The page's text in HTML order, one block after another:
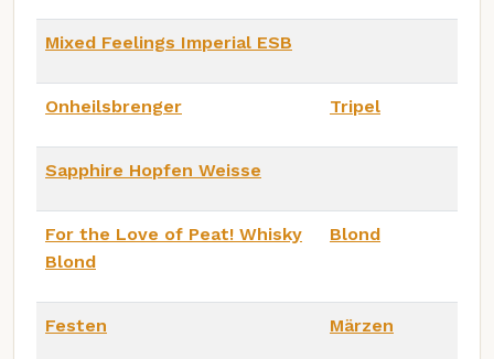
Mixed Feelings Imperial ESB
Onheilsbrenger Tripel
Sapphire Hopfen Weisse
For the Love of Peat! Whisky
Blond
Blond
Festen Märzen